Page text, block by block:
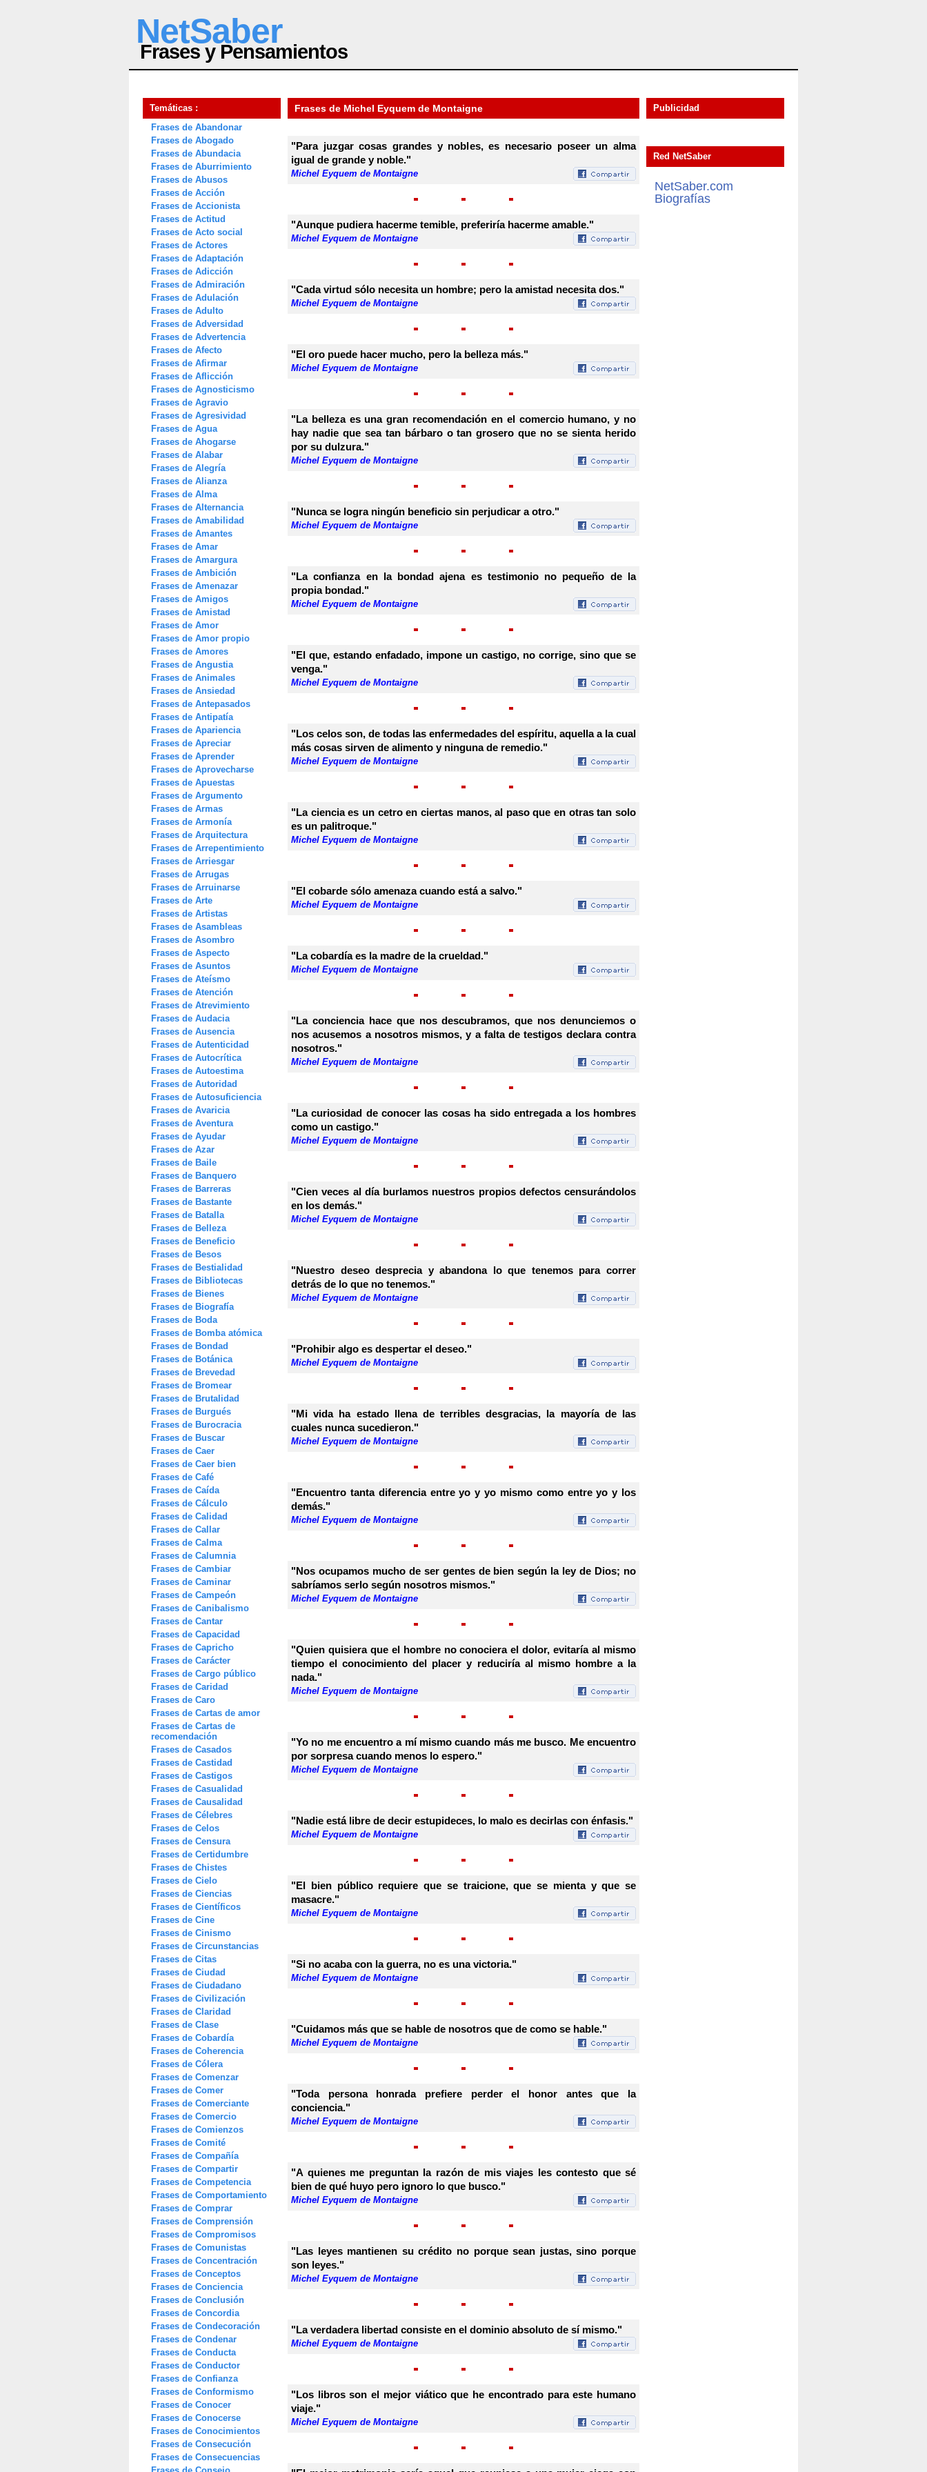
NetSaber
Frases y Pensamientos
Temáticas :
Frases de Abandonar
Frases de Abogado
Frases de Abundacia
Frases de Aburrimiento
Frases de Abusos
Frases de Acción
Frases de Accionista
Frases de Actitud
Frases de Acto social
Frases de Actores
Frases de Adaptación
Frases de Adicción
Frases de Admiración
Frases de Adulación
Frases de Adulto
Frases de Adversidad
Frases de Advertencia
Frases de Afecto
Frases de Afirmar
Frases de Aflicción
Frases de Agnosticismo
Frases de Agravio
Frases de Agresividad
Frases de Agua
Frases de Ahogarse
Frases de Alabar
Frases de Alegría
Frases de Alianza
Frases de Alma
Frases de Alternancia
Frases de Amabilidad
Frases de Amantes
Frases de Amar
Frases de Amargura
Frases de Ambición
Frases de Amenazar
Frases de Amigos
Frases de Amistad
Frases de Amor
Frases de Amor propio
Frases de Amores
Frases de Angustia
Frases de Animales
Frases de Ansiedad
Frases de Antepasados
Frases de Antipatía
Frases de Apariencia
Frases de Apreciar
Frases de Aprender
Frases de Aprovecharse
Frases de Apuestas
Frases de Argumento
Frases de Armas
Frases de Armonía
Frases de Arquitectura
Frases de Arrepentimiento
Frases de Arriesgar
Frases de Arrugas
Frases de Arruinarse
Frases de Arte
Frases de Artistas
Frases de Asambleas
Frases de Asombro
Frases de Aspecto
Frases de Asuntos
Frases de Ateísmo
Frases de Atención
Frases de Atrevimiento
Frases de Audacia
Frases de Ausencia
Frases de Autenticidad
Frases de Autocrítica
Frases de Autoestima
Frases de Autoridad
Frases de Autosuficiencia
Frases de Avaricia
Frases de Aventura
Frases de Ayudar
Frases de Azar
Frases de Baile
Frases de Banquero
Frases de Barreras
Frases de Bastante
Frases de Batalla
Frases de Belleza
Frases de Beneficio
Frases de Besos
Frases de Bestialidad
Frases de Bibliotecas
Frases de Bienes
Frases de Biografía
Frases de Boda
Frases de Bomba atómica
Frases de Bondad
Frases de Botánica
Frases de Brevedad
Frases de Bromear
Frases de Brutalidad
Frases de Burgués
Frases de Burocracia
Frases de Buscar
Frases de Caer
Frases de Caer bien
Frases de Café
Frases de Caída
Frases de Cálculo
Frases de Calidad
Frases de Callar
Frases de Calma
Frases de Calumnia
Frases de Cambiar
Frases de Caminar
Frases de Campeón
Frases de Canibalismo
Frases de Cantar
Frases de Capacidad
Frases de Capricho
Frases de Carácter
Frases de Cargo público
Frases de Caridad
Frases de Caro
Frases de Cartas de amor
Frases de Cartas de
recomendación
Frases de Casados
Frases de Castidad
Frases de Castigos
Frases de Casualidad
Frases de Causalidad
Frases de Célebres
Frases de Celos
Frases de Censura
Frases de Certidumbre
Frases de Chistes
Frases de Cielo
Frases de Ciencias
Frases de Científicos
Frases de Cine
Frases de Cinismo
Frases de Circunstancias
Frases de Citas
Frases de Ciudad
Frases de Ciudadano
Frases de Civilización
Frases de Claridad
Frases de Clase
Frases de Cobardía
Frases de Coherencia
Frases de Cólera
Frases de Comenzar
Frases de Comer
Frases de Comerciante
Frases de Comercio
Frases de Comienzos
Frases de Comité
Frases de Compañía
Frases de Compartir
Frases de Competencia
Frases de Comportamiento
Frases de Comprar
Frases de Comprensión
Frases de Compromisos
Frases de Comunistas
Frases de Concentración
Frases de Conceptos
Frases de Conciencia
Frases de Conclusión
Frases de Concordia
Frases de Condecoración
Frases de Condenar
Frases de Conducta
Frases de Conductor
Frases de Confianza
Frases de Conformismo
Frases de Conocer
Frases de Conocerse
Frases de Conocimientos
Frases de Consecución
Frases de Consecuencias
Frases de Michel Eyquem de Montaigne
"Para juzgar cosas grandes y nobles, es necesario poseer un alma
igual de grande y noble."
Michel Eyquem de Montaigne
"Aunque pudiera hacerme temible, preferiría hacerme amable."
Michel Eyquem de Montaigne
"Cada virtud sólo necesita un hombre; pero la amistad necesita dos."
Michel Eyquem de Montaigne
"El oro puede hacer mucho, pero la belleza más."
Michel Eyquem de Montaigne
"La belleza es una gran recomendación en el comercio humano, y no
hay nadie que sea tan bárbaro o tan grosero que no se sienta herido
por su dulzura."
Michel Eyquem de Montaigne
"Nunca se logra ningún beneficio sin perjudicar a otro."
Michel Eyquem de Montaigne
"La confianza en la bondad ajena es testimonio no pequeño de la
propia bondad."
Michel Eyquem de Montaigne
"El que, estando enfadado, impone un castigo, no corrige, sino que se
venga."
Michel Eyquem de Montaigne
"Los celos son, de todas las enfermedades del espíritu, aquella a la cual
más cosas sirven de alimento y ninguna de remedio."
Michel Eyquem de Montaigne
"La ciencia es un cetro en ciertas manos, al paso que en otras tan solo
es un palitroque."
Michel Eyquem de Montaigne
"El cobarde sólo amenaza cuando está a salvo."
Michel Eyquem de Montaigne
"La cobardía es la madre de la crueldad."
Michel Eyquem de Montaigne
"La conciencia hace que nos descubramos, que nos denunciemos o
nos acusemos a nosotros mismos, y a falta de testigos declara contra
nosotros."
Michel Eyquem de Montaigne
"La curiosidad de conocer las cosas ha sido entregada a los hombres
como un castigo."
Michel Eyquem de Montaigne
"Cien veces al día burlamos nuestros propios defectos censurándolos
en los demás."
Michel Eyquem de Montaigne
"Nuestro deseo desprecia y abandona lo que tenemos para correr
detrás de lo que no tenemos."
Michel Eyquem de Montaigne
"Prohibir algo es despertar el deseo."
Michel Eyquem de Montaigne
"Mi vida ha estado llena de terribles desgracias, la mayoría de las
cuales nunca sucedieron."
Michel Eyquem de Montaigne
"Encuentro tanta diferencia entre yo y yo mismo como entre yo y los
demás."
Michel Eyquem de Montaigne
"Nos ocupamos mucho de ser gentes de bien según la ley de Dios; no
sabríamos serlo según nosotros mismos."
Michel Eyquem de Montaigne
"Quien quisiera que el hombre no conociera el dolor, evitaría al mismo
tiempo el conocimiento del placer y reduciría al mismo hombre a la
nada."
Michel Eyquem de Montaigne
"Yo no me encuentro a mí mismo cuando más me busco. Me encuentro
por sorpresa cuando menos lo espero."
Michel Eyquem de Montaigne
"Nadie está libre de decir estupideces, lo malo es decirlas con énfasis."
Michel Eyquem de Montaigne
"El bien público requiere que se traicione, que se mienta y que se
masacre."
Michel Eyquem de Montaigne
"Si no acaba con la guerra, no es una victoria."
Michel Eyquem de Montaigne
"Cuidamos más que se hable de nosotros que de como se hable."
Michel Eyquem de Montaigne
"Toda persona honrada prefiere perder el honor antes que la
conciencia."
Michel Eyquem de Montaigne
"A quienes me preguntan la razón de mis viajes les contesto que sé
bien de qué huyo pero ignoro lo que busco."
Michel Eyquem de Montaigne
"Las leyes mantienen su crédito no porque sean justas, sino porque
son leyes."
Michel Eyquem de Montaigne
"La verdadera libertad consiste en el dominio absoluto de sí mismo."
Michel Eyquem de Montaigne
"Los libros son el mejor viático que he encontrado para este humano
viaje."
Michel Eyquem de Montaigne
Publicidad
Red NetSaber
NetSaber.com
Biografías